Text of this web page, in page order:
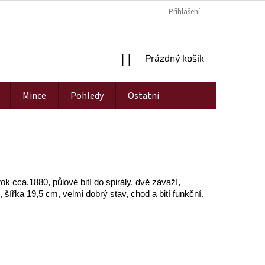
Přihlášení
NÁKUPNÍ
Prázdný košík
Mince Pohledy Ostatní
cca.1880, půlové bití do spirály, dvě závaží,
19,5 cm, velmi dobrý stav, chod a bití funkční.